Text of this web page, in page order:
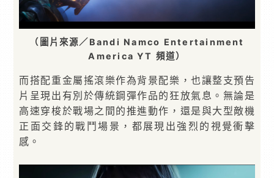
（圖片來源／Bandi Namco Entertainment
America YT 頻道）
而搭配重金屬搖滾樂作為背景配樂，也讓整支預告
片呈現出有別於傳統鋼彈作品的狂放氣息。無論是
高速穿梭於戰場之間的推進動作，還是與大型敵機
正面交鋒的戰鬥場景，都展現出強烈的視覺衝擊
感。